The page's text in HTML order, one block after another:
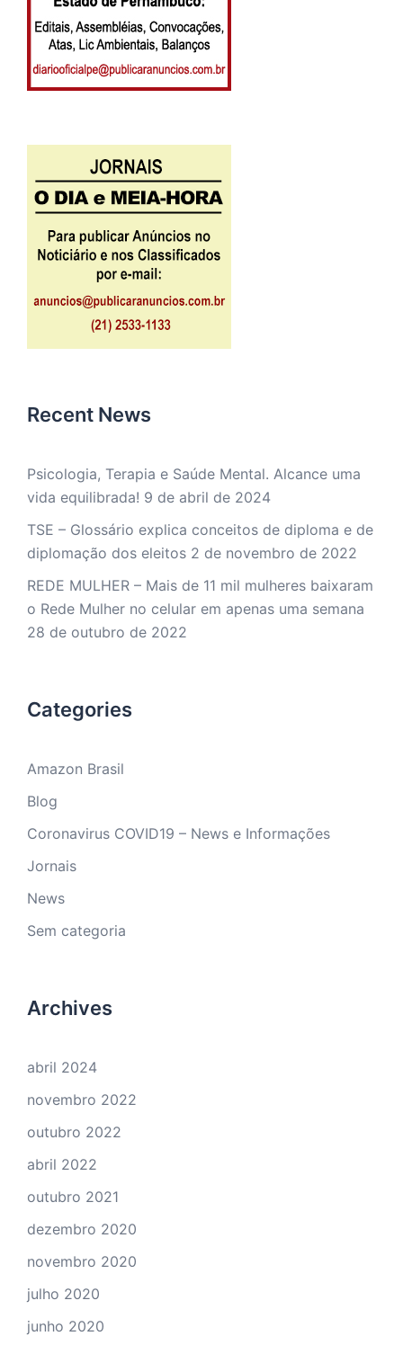
Recent News
Psicologia, Terapia e Saúde Mental. Alcance uma
vida equilibrada! 9 de abril de 2024
TSE – Glossário explica conceitos de diploma e de
diplomação dos eleitos 2 de novembro de 2022
REDE MULHER – Mais de 11 mil mulheres baixaram
o Rede Mulher no celular em apenas uma semana
28 de outubro de 2022
Categories
Amazon Brasil
Blog
Coronavirus COVID19 – News e Informações
Jornais
News
Sem categoria
Archives
abril 2024
novembro 2022
outubro 2022
abril 2022
outubro 2021
dezembro 2020
novembro 2020
julho 2020
junho 2020